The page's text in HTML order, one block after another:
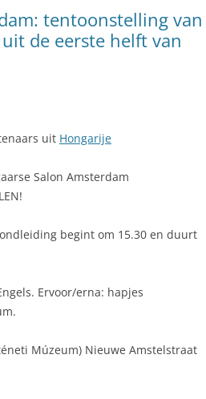
tentoonstelling van
de eerste helft van
uit Hongarije
Salon Amsterdam
begint om 15.30 en duurt
Ervoor/erna: hapjes
Múzeum) Nieuwe Amstelstraat